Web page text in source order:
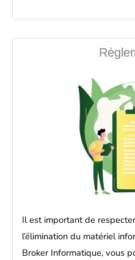
Il est important de
l’élimination du matériel
Broker Informatique, vous